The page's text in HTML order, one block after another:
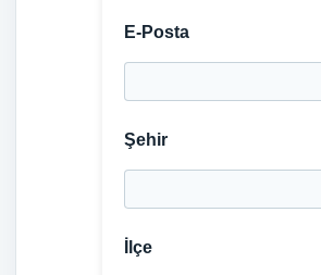
E-Posta
Şehir
İlçe